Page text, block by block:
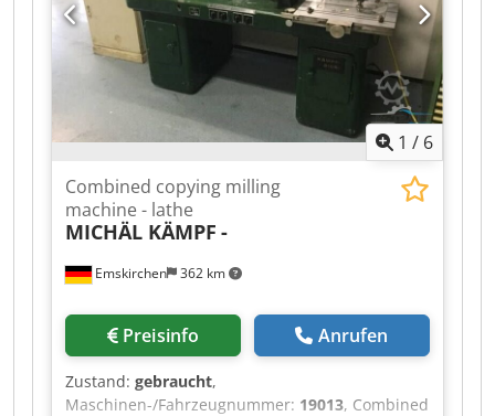
1 / 6
Emskirchen 362 km
Combined copying milling
machine - lathe
MICHÄL KÄMPF -
Preisinfo Anrufen
Zustand: gebraucht,
Maschinen-/Fahrzeugnummer: 19013, Combined